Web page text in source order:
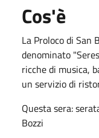
Cos'è
La Proloco di San
denominato
ricche di musica,
un servizio di
Questa sera:
Bozzi